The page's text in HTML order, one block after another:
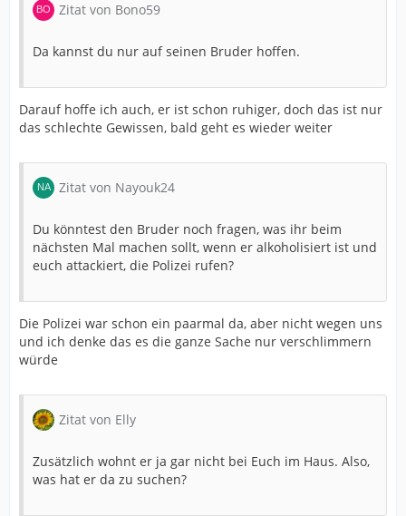
Zitat von Bono59
Da kannst du nur auf seinen Bruder hoffen.
Darauf hoffe ich auch, er ist schon ruhiger, doch das ist nur
das schlechte Gewissen, bald geht es wieder weiter
Zitat von Nayouk24
Du könntest den Bruder noch fragen, was ihr beim
nächsten Mal machen sollt, wenn er alkoholisiert ist und
euch attackiert, die Polizei rufen?
Die Polizei war schon ein paarmal da, aber nicht wegen uns
und ich denke das es die ganze Sache nur verschlimmern
würde
Zitat von Elly
Zusätzlich wohnt er ja gar nicht bei Euch im Haus. Also,
was hat er da zu suchen?